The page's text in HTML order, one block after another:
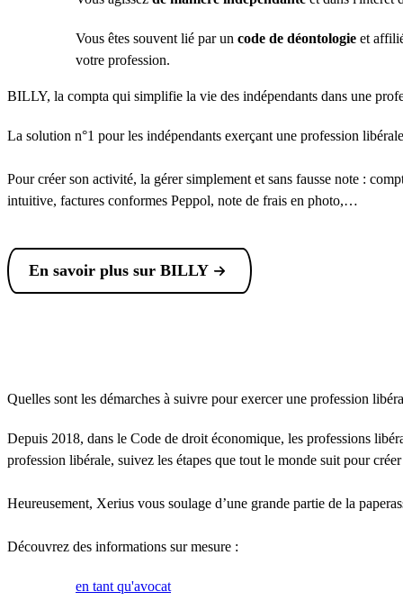
Vous êtes souvent lié par un code de déontologie et
votre profession.
BILLY, la compta qui simplifie la vie des indépendants dans une
La solution n°1 pour les indépendants exerçant une profession
Pour créer son activité, la gérer simplement et sans fausse note :
intuitive, factures conformes Peppol, note de frais en photo,…
En savoir plus sur BILLY
Quelles sont les démarches à suivre pour exercer une profession
Depuis 2018, dans le Code de droit économique, les professions
profession libérale, suivez les étapes que tout le monde suit pour
Heureusement, Xerius vous soulage d’une grande partie de la
Découvrez des informations sur mesure :
en tant qu'avocat